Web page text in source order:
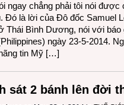
ngay chẳng phải tôi nói được
Đó là lời của Đô đốc Samuel
Thái Bình Dương, nói với báo
ngày 23-5-2014.
tin Mỹ […]
sát 2 bánh lên đời